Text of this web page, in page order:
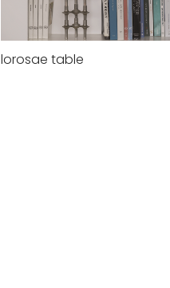
lorosae table